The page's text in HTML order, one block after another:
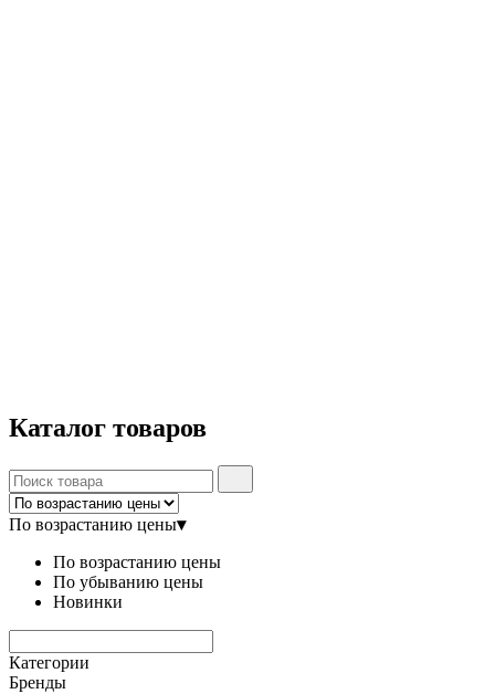
Каталог товаров
По возрастанию цены▾
По возрастанию цены
По убыванию цены
Новинки
Категории
Бренды